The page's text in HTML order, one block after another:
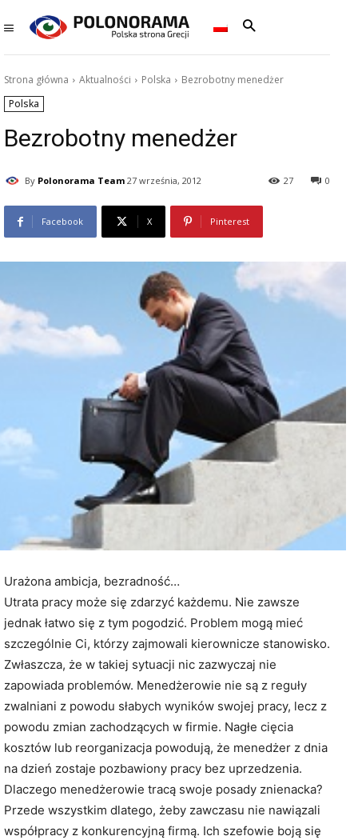
Strona główna Aktualności Polska
Bezrobotny menedżer
Polska
Bezrobotny menedżer
By Polonorama Team 27 września, 2012 0
27
Facebook X Pinterest
Urażona ambicja, bezradność…
Utrata pracy może się zdarzyć każdemu. Nie zawsze
jednak łatwo się z tym pogodzić. Problem mogą mieć
szczególnie Ci, którzy zajmowali kierownicze stanowisko.
Zwłaszcza, że w takiej sytuacji nic zazwyczaj nie
zapowiada problemów. Menedżerowie nie są z reguły
zwalniani z powodu słabych wyników swojej pracy, lecz z
powodu zmian zachodzących w firmie. Nagłe cięcia
kosztów lub reorganizacja powodują, że menedżer z dnia
na dzień zostaje pozbawiony pracy bez uprzedzenia.
Dlaczego menedżerowie tracą swoje posady znienacka?
Przede wszystkim dlatego, żeby zawczasu nie nawiązali
współpracy z konkurencyjną firmą. Ich szefowie boją się